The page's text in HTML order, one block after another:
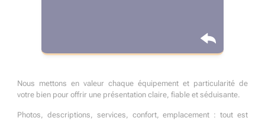
Nous mettons en valeur chaque équipement et particularité de
votre bien pour offrir une présentation claire, fiable et séduisante.
Photos, descriptions, services, confort, emplacement : tout est